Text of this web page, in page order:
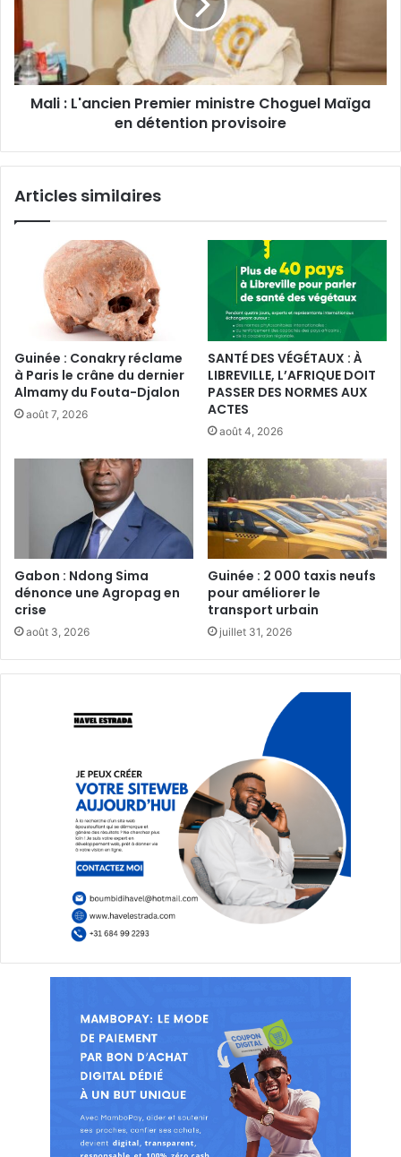
Maïga
en
détention
provisoire
‎Mali : L'ancien Premier ministre Choguel Maïga
en détention provisoire
Articles similaires
Guinée : Conakry réclame
à Paris le crâne du dernier
Almamy du Fouta-Djalon
août 7, 2026
SANTÉ DES VÉGÉTAUX : À
LIBREVILLE, L’AFRIQUE DOIT
PASSER DES NORMES AUX
ACTES
août 4, 2026
Gabon : Ndong Sima
dénonce une Agropag en
crise
août 3, 2026
Guinée : 2 000 taxis neufs
pour améliorer le
transport urbain‎
juillet 31, 2026